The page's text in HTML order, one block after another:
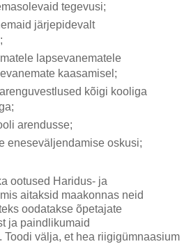
tegevusi;
järjepidevalt
lapsevanematele
kaasamisel;
kõigi kooliga
arendusse;
eneseväljendamise oskusi;
ootused Haridus- ja
aitaksid maakonnas neid
oodatakse õpetajate
ja paindlikumaid
Toodi välja, et hea riigigümnaasium